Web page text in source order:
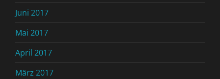
Juni 2017
Mai 2017
April 2017
März 2017